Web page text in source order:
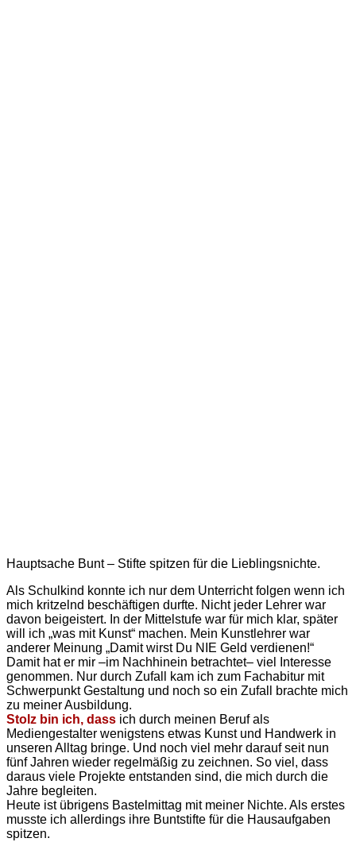
Hauptsache Bunt – Stifte spitzen für die Lieblingsnichte.
Als Schulkind konnte ich nur dem Unterricht folgen wenn ich
mich kritzelnd beschäftigen durfte. Nicht jeder Lehrer war
davon beigeistert. In der Mittelstufe war für mich klar, später
will ich „was mit Kunst“ machen. Mein Kunstlehrer war
anderer Meinung „Damit wirst Du NIE Geld verdienen!“
Damit hat er mir –im Nachhinein betrachtet– viel Interesse
genommen. Nur durch Zufall kam ich zum Fachabitur mit
Schwerpunkt Gestaltung und noch so ein Zufall brachte mich
zu meiner Ausbildung.
Stolz bin ich, dass ich durch meinen Beruf als
Mediengestalter wenigstens etwas Kunst und Handwerk in
unseren Alltag bringe. Und noch viel mehr darauf seit nun
fünf Jahren wieder regelmäßig zu zeichnen. So viel, dass
daraus viele Projekte entstanden sind, die mich durch die
Jahre begleiten.
Heute ist übrigens Bastelmittag mit meiner Nichte. Als erstes
musste ich allerdings ihre Buntstifte für die Hausaufgaben
spitzen.